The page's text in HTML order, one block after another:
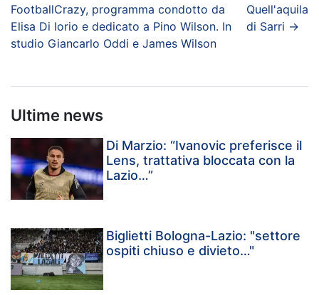
FootballCrazy, programma condotto da
Elisa Di Iorio e dedicato a Pino Wilson. In
studio Giancarlo Oddi e James Wilson
Quell'aquila
di Sarri →
Ultime news
Di Marzio: “Ivanovic preferisce il
Lens, trattativa bloccata con la
Lazio…”
Biglietti Bologna-Lazio: "settore
ospiti chiuso e divieto…"